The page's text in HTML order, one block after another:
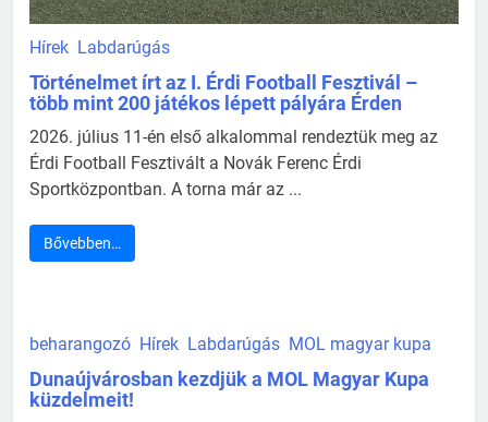
Hírek Labdarúgás
Történelmet írt az I. Érdi Football Fesztivál –
több mint 200 játékos lépett pályára Érden
2026. július 11-én első alkalommal rendeztük meg az
Érdi Football Fesztivált a Novák Ferenc Érdi
Sportközpontban. A torna már az ...
Bővebben…
beharangozó Hírek Labdarúgás MOL magyar kupa
Dunaújvárosban kezdjük a MOL Magyar Kupa
küzdelmeit!